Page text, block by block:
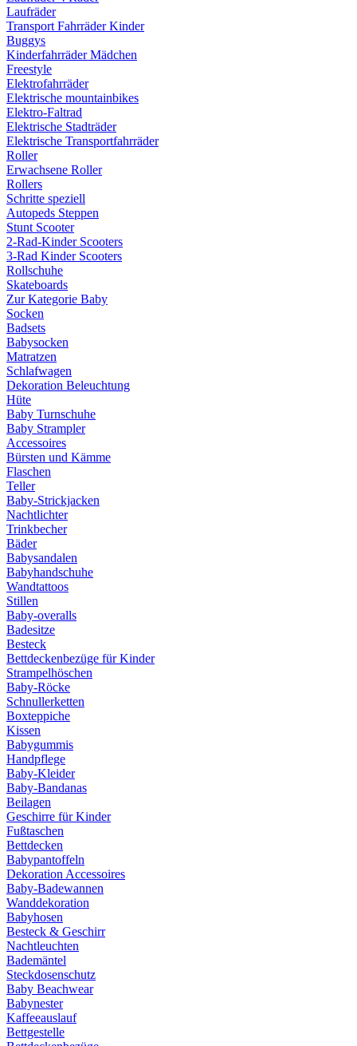
Laufräder
Transport Fahrräder Kinder
Buggys
Kinderfahrräder Mädchen
Freestyle
Elektrofahrräder
Elektrische mountainbikes
Elektro-Faltrad
Elektrische Stadträder
Elektrische Transportfahrräder
Roller
Erwachsene Roller
Rollers
Schritte speziell
Autopeds Steppen
Stunt Scooter
2-Rad-Kinder Scooters
3-Rad Kinder Scooters
Rollschuhe
Skateboards
Zur Kategorie Baby
Socken
Badsets
Babysocken
Matratzen
Schlafwagen
Dekoration Beleuchtung
Hüte
Baby Turnschuhe
Baby Strampler
Accessoires
Bürsten und Kämme
Flaschen
Teller
Baby-Strickjacken
Nachtlichter
Trinkbecher
Bäder
Babysandalen
Babyhandschuhe
Wandtattoos
Stillen
Baby-overalls
Badesitze
Besteck
Bettdeckenbezüge für Kinder
Strampelhöschen
Baby-Röcke
Schnullerketten
Boxteppiche
Kissen
Babygummis
Handpflege
Baby-Kleider
Baby-Bandanas
Beilagen
Geschirre für Kinder
Fußtaschen
Bettdecken
Babypantoffeln
Dekoration Accessoires
Baby-Badewannen
Wanddekoration
Babyhosen
Besteck & Geschirr
Nachtleuchten
Bademäntel
Steckdosenschutz
Baby Beachwear
Babynester
Kaffeeauslauf
Bettgestelle